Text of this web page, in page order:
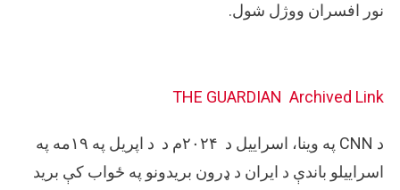
نور افسران ووژل شول.
THE GUARDIAN Archived Link
د CNN په وینا، اسراییل د ۲۰۲۴م د د اپريل په ۱۹مه په
اسراییلو باندې د ایران د ډرون بریدونو په ځواب کې برید